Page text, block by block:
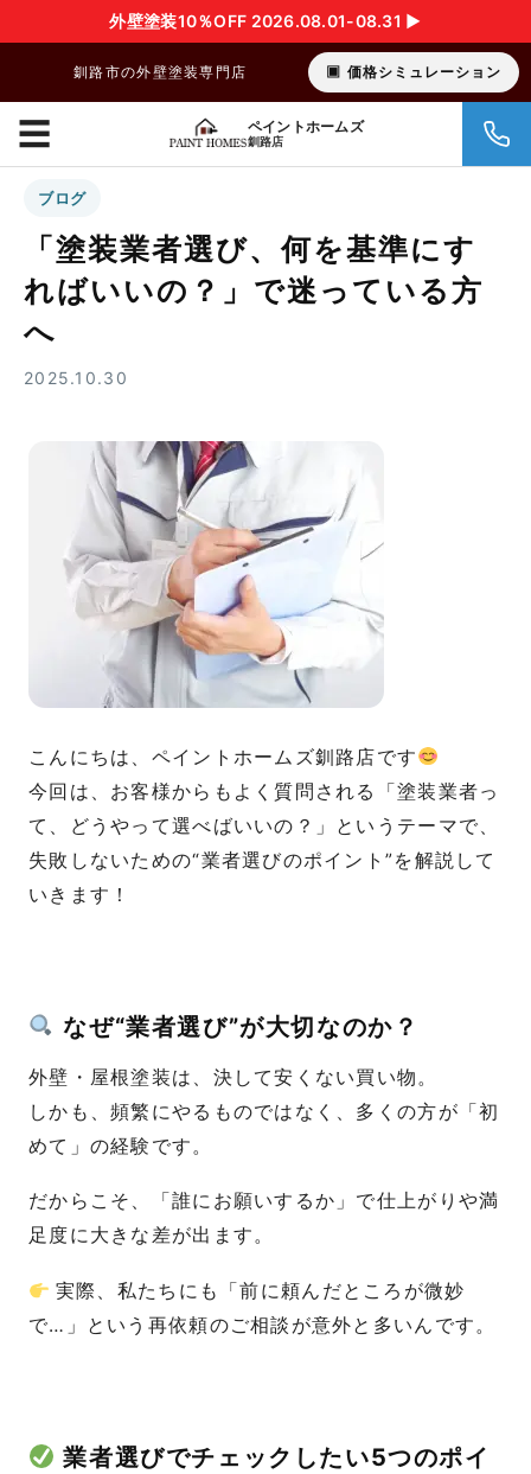
外壁塗装10％OFF 2026.08.01-08.31 ▶︎
釧路市の外壁塗装専門店 価格シミュレーション
ペイントホームズ
釧路店
☰
ブログ
「塗装業者選び、何を基準にす
ればいいの？」で迷っている方
へ
2025.10.30
こんにちは、ペイントホームズ釧路店です
今回は、お客様からもよく質問される「塗装業者っ
て、どうやって選べばいいの？」というテーマで、
失敗しないための“業者選びのポイント”を解説して
いきます！
なぜ“業者選び”が大切なのか？
外壁・屋根塗装は、決して安くない買い物。
しかも、頻繁にやるものではなく、多くの方が「初
めて」の経験です。
だからこそ、「誰にお願いするか」で仕上がりや満
足度に大きな差が出ます。
実際、私たちにも「前に頼んだところが微妙
で…」という再依頼のご相談が意外と多いんです。
業者選びでチェックしたい5つのポイ